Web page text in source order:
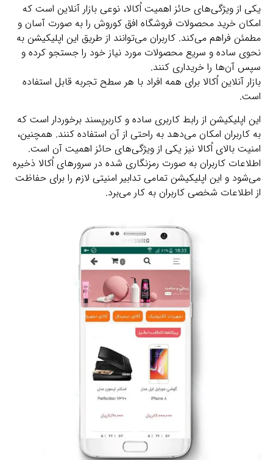
یکی از ویژگی‌های حائز اهمیت اُکالا، نوعی بازار آنلاین است که
امکان خرید محصولات فروشگاه افق کوروش را به صورت آسان و
مطمئن فراهم می‌کند. کاربران می‌توانند از طریق این اپلیکیشن به
نحوی ساده و سریع محصولات مورد نیاز خود را جستجو کرده و
سپس آن‌ها را خریداری کنند.
بازار آنلاین اُکالا برای همه افراد با هر سطح تجربه قابل استفاده
است.
این اپلیکیشن از رابط کاربری ساده و کاربرپسند برخوردار است که
به کاربران امکان می‌دهد به راحتی از آن استفاده کنند. همچنین،
امنیت بالای اُکالا نیز یکی از ویژگی‌های حائز اهمیت آن است.
اطلاعات کاربران به صورت رمزنگاری شده در سرورهای اُکالا ذخیره
می‌شود و این اپلیکیشن تمامی تدابیر امنیتی لازم را برای حفاظت
از اطلاعات شخصی کاربران به کار می‌برد.